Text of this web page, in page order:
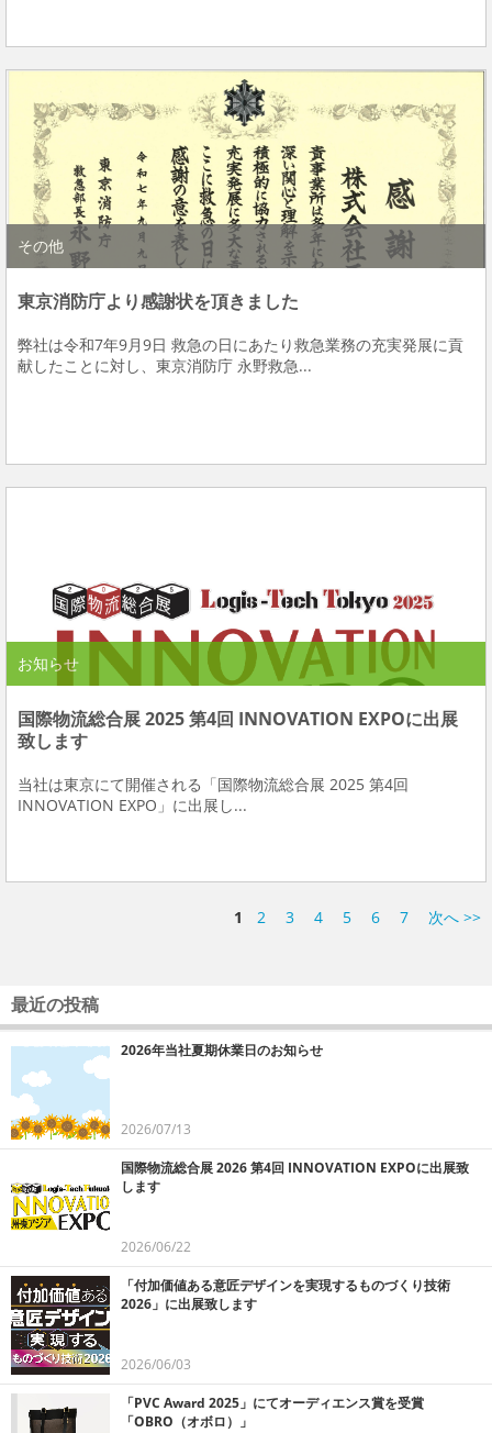
その他
東京消防庁より感謝状を頂きました
弊社は令和7年9月9日 救急の日にあたり救急業務の充実発展に貢
献したことに対し、東京消防庁 永野救急...
お知らせ
国際物流総合展 2025 第4回 INNOVATION EXPOに出展
致します
当社は東京にて開催される「国際物流総合展 2025 第4回
INNOVATION EXPO」に出展し...
1 2 3 4 5 6 7 次へ >>
最近の投稿
2026年当社夏期休業日のお知らせ
2026/07/13
国際物流総合展 2026 第4回 INNOVATION EXPOに出展致
します
2026/06/22
「付加価値ある意匠デザインを実現するものづくり技術
2026」に出展致します
2026/06/03
「PVC Award 2025」にてオーディエンス賞を受賞
「OBRO（オボロ）」